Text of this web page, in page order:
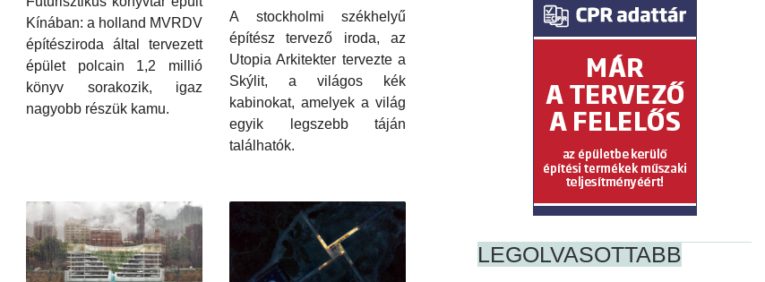
Kínában: a holland MVRDV
építésziroda által tervezett
épület polcain 1,2 millió
könyv sorakozik, igaz
nagyobb részük kamu.
A stockholmi székhelyű
építész tervező iroda, az
Utopia Arkitekter tervezte a
Skýlit, a világos kék
kabinokat, amelyek a világ
egyik legszebb táján
találhatók.
LEGOLVASOTTABB